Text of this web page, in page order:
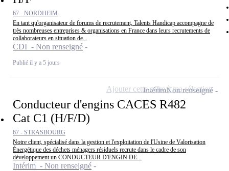
67 - NORDHEIM
En tant qu'organisateur de forums de recrutement, Talents Handicap accompagne de
très nombreuses entreprises & organisations en France dans leurs recrutements de
collaborateurs en situation de...
CDI - Non renseigné
Publié il y a 5 jours
Conducteur d'engins CACES R482
Cat C1 (H/F/D)
67 - STRASBOURG
Notre client, spécialisé dans la gestion et l'exploitation de l'Usine de Valorisation
Énergétique des déchets ménagers résiduels recrute dans le cadre de son
développement un CONDUCTEUR D'ENGIN DE...
Intérim - Non renseigné
IntérimNon renseigné
Ajouter cette offre à ma sélection